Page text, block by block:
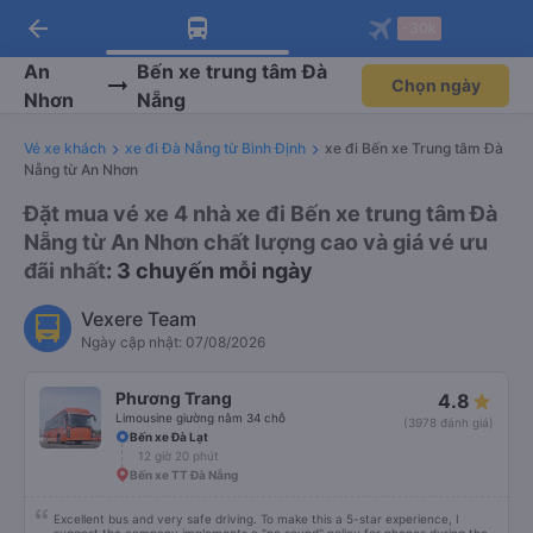
Tải app Vexere ngay!
Nhận ưu đãi thành viên độc
quyền
Mở app
Tải app Vexere
-30k/ghế khi đặt vé máy bay qua
app
Mở app
arrow_back
An
Nhơn
Bến xe trung tâm Đà
Nẵng
Chọn ngày
Vé xe khách xe đi Đà Nẵng từ Bình Định
xe đi Bến xe Trung tâm Đà
Nẵng từ An Nhơn
Đặt mua vé xe 4 nhà xe đi Bến xe trung tâm Đà
Nẵng từ An Nhơn chất lượng cao và giá vé ưu
đãi nhất: 3 chuyến mỗi ngày
Vexere Team
Ngày cập nhật: 07/08/2026
Phương Trang
Limousine giường nằm 34 chỗ
4.8
(3978 đánh giá)
Bến xe Đà Lạt
12 giờ 20 phút
Bến xe TT Đà Nẵng
Excellent bus and very safe driving. To make this a 5-star experience, I